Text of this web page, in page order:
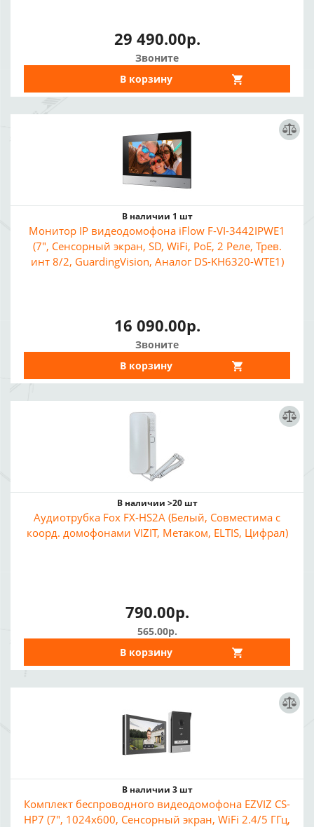
29 490.00р.
Звоните
В корзину
В наличии 1 шт
Монитор IP видеодомофона iFlow F-VI-3442IPWE1
(7", Сенсорный экран, SD, WiFi, PoE, 2 Реле, Трев.
инт 8/2, GuardingVision, Аналог DS-KH6320-WTE1)
16 090.00р.
Звоните
В корзину
В наличии >20 шт
Аудиотрубка Fox FX-HS2A (Белый, Совместима с
коорд. домофонами VIZIT, Метаком, ELTIS, Цифрал)
790.00р.
565.00р.
В корзину
В наличии 3 шт
Комплект беспроводного видеодомофона EZVIZ CS-
HP7 (7", 1024x600, Сенсорный экран, WiFi 2.4/5 ГГц,